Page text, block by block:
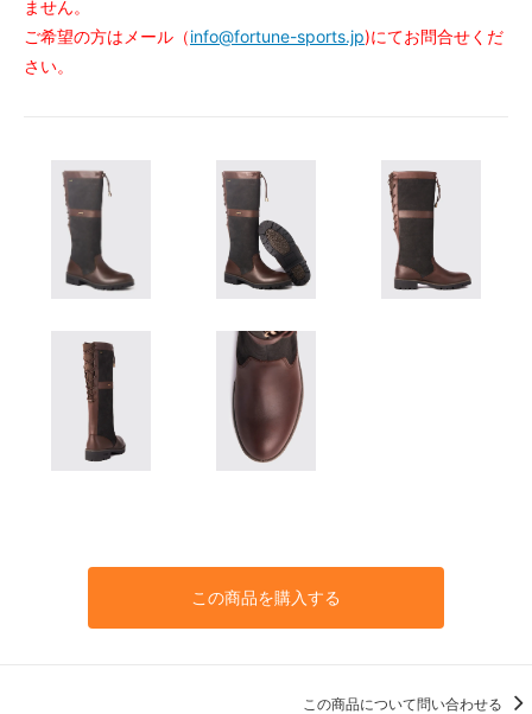
ません。
ご希望の方はメール（info@fortune-sports.jp)にてお問合せくだ
さい。
この商品を購入する
この商品について問い合わせる